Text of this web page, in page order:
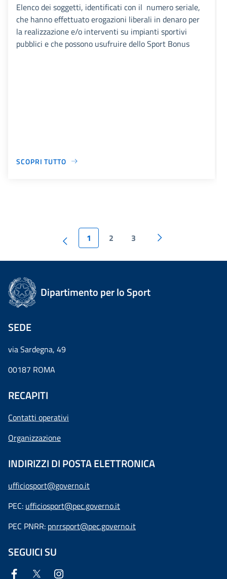
Elenco dei soggetti, identificati con il numero seriale,
che hanno effettuato erogazioni liberali in denaro per
la realizzazione e/o interventi su impianti sportivi
pubblici e che possono usufruire dello Sport Bonus
SCOPRI TUTTO
1 2 3
Dipartimento per lo Sport
SEDE
via Sardegna, 49
00187 ROMA
RECAPITI
Contatti operativi
Organizzazione
INDIRIZZI DI POSTA ELETTRONICA
ufficiosport@governo.it
PEC: ufficiosport@pec.governo.it
PEC PNRR: pnrrsport@pec.governo.it
SEGUICI SU